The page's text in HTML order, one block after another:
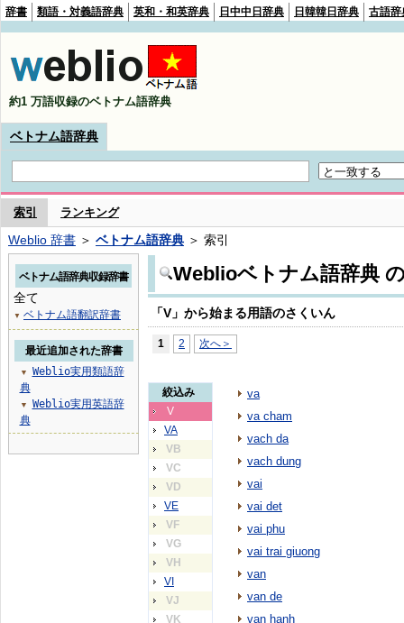
辞書 類語・対義語辞典 英和・和英辞典 日中中日辞典 日韓韓日辞典 古語辞
約1 万語収録のベトナム語辞典
ベトナム語辞典
索引 ランキング
Weblio 辞書 ＞ ベトナム語辞典 ＞ 索引
Weblioベトナム語辞典
「V」から始まる用語のさくいん
1 2 次へ＞
絞込み
V
VA
VB
VC
VD
VE
VF
VG
VH
VI
VJ
VK
va
va cham
vach da
vach dung
vai
vai det
vai phu
vai trai giuong
van
van de
van hanh
ベトナム語辞典収録辞書
全て
▼ ベトナム語翻訳辞書
最近追加された辞書
▼
Weblio実用類語辞
典
▼
Weblio実用英語辞
典